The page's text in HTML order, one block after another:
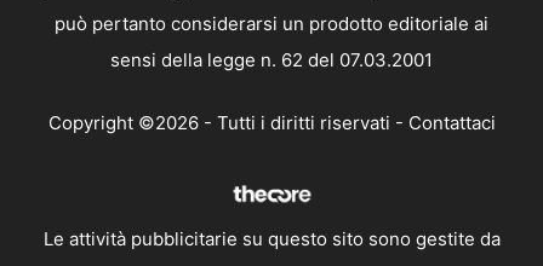
può pertanto considerarsi un prodotto editoriale ai
sensi della legge n. 62 del 07.03.2001
Copyright ©2026 - Tutti i diritti riservati - Contattaci
Le attività pubblicitarie su questo sito sono gestite da